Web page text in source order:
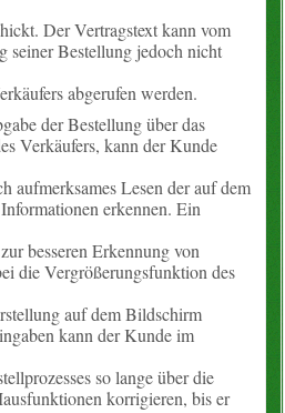
Der Vertragstext kann vom
seiner Bestellung jedoch nicht
abgerufen werden.
der Bestellung über das
Verkäufers, kann der Kunde
Lesen der auf dem
erkennen. Ein
besseren Erkennung von
die Vergrößerungsfunktion des
auf dem Bildschirm
kann der Kunde im
so lange über die
korrigieren, bis er